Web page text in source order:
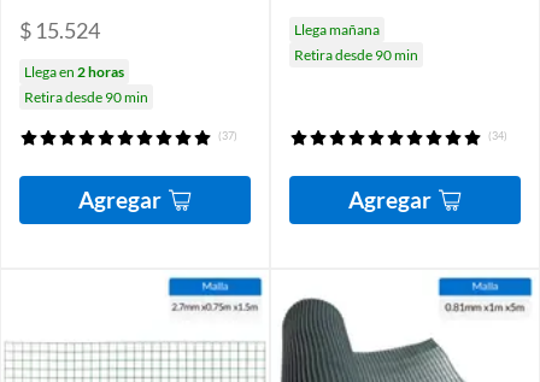
$ 15.524
Llega en 2 horas
Retira desde 90 min
(37)
Agregar
Llega mañana
Retira desde 90 min
(34)
Agregar